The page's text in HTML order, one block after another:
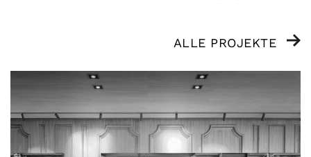
ALLE PROJEKTE